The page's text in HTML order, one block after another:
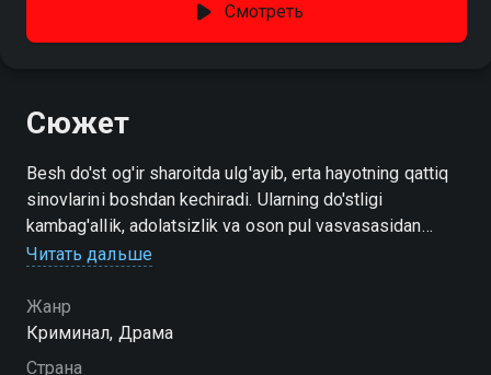
Смотреть
Сюжет
Besh do'st og'ir sharoitda ulg'ayib, erta hayotning qattiq
sinovlarini boshdan kechiradi. Ularning do'stligi
kambag'allik, adolatsizlik va oson pul vasvasasidan
o'tadi, ammo ular baribir bir-biriga sodiq qoladi. Hikoya
uchun eng muhimi - oilasi. Yonida esa uning yaqinlari:
ko'cha hayotiga o'rgangan Rustam, yengiltabiat Sardor,
jimjit Jamshid va orzuvchan Mardon. Bir kun kelib ularning
Читать дальше
Жанр
Криминал, Драма
Страна